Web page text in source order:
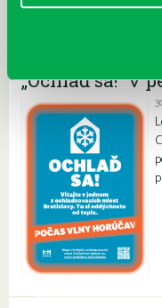
„Ochlaď sa!“ v